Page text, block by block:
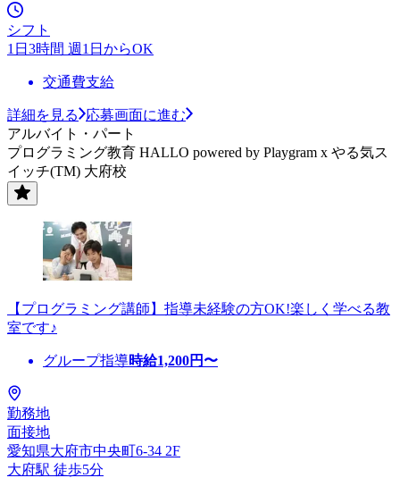
シフト
1日3時間 週1日からOK
交通費支給
詳細を見る
応募画面に進む
アルバイト・パート
プログラミング教育 HALLO powered by Playgram x やる気ス
イッチ(TM) 大府校
【プログラミング講師】指導未経験の方OK!楽しく学べる教
室です♪
グループ指導時給1,200円〜
勤務地
面接地
愛知県大府市中央町6-34 2F
大府駅 徒歩5分